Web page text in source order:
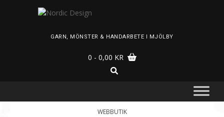
GARN, MÖNSTER & HANDARBETE I MJÖLBY
0 - 0,00 KR
WEBBUTIK